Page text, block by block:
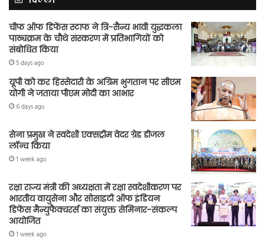
चीफ ऑफ डिफेंस स्टाफ ने त्रि-सैन्य भावी युद्धकला
पाठ्यक्रम के चौथे संस्करण में प्रतिभागियों को
संबोधित किया
5 days ago
यूपी को कर हिस्सेदारी के अग्रिम भुगतान पर सीएम
योगी ने जताया पीएम मोदी का आभार
6 days ago
सेना प्रमुख ने स्वदेशी एक्सट्रीम वेदर ग्रेड डीजल
लॉन्च किया
1 week ago
रक्षा राज्य मंत्री की अध्यक्षता में रक्षा स्वदेशीकरण पर
भारतीय वायुसेना और सोसाइटी ऑफ इंडियन
डिफेंस मैन्युफैक्चरर्स का संयुक्त सेमिनार-संकल्प
आयोजित
1 week ago